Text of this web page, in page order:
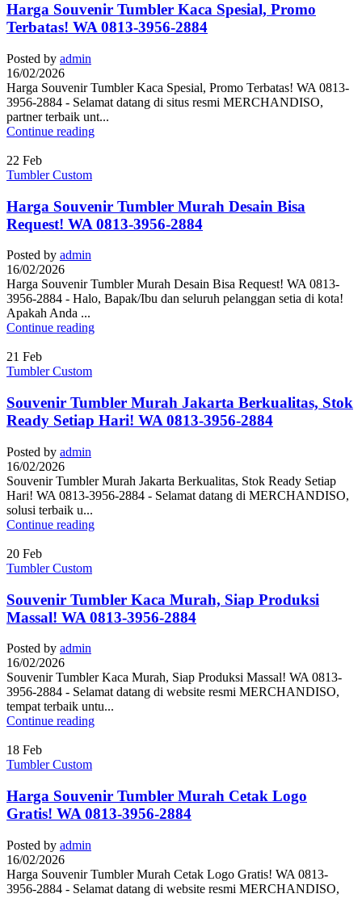
Harga Souvenir Tumbler Kaca Spesial, Promo
Terbatas! WA 0813-3956-2884
Posted by admin
16/02/2026
Harga Souvenir Tumbler Kaca Spesial, Promo Terbatas! WA 0813-
3956-2884 - Selamat datang di situs resmi MERCHANDISO,
partner terbaik unt...
Continue reading
22 Feb
Tumbler Custom
Harga Souvenir Tumbler Murah Desain Bisa
Request! WA 0813-3956-2884
Posted by admin
16/02/2026
Harga Souvenir Tumbler Murah Desain Bisa Request! WA 0813-
3956-2884 - Halo, Bapak/Ibu dan seluruh pelanggan setia di kota!
Apakah Anda ...
Continue reading
21 Feb
Tumbler Custom
Souvenir Tumbler Murah Jakarta Berkualitas, Stok
Ready Setiap Hari! WA 0813-3956-2884
Posted by admin
16/02/2026
Souvenir Tumbler Murah Jakarta Berkualitas, Stok Ready Setiap
Hari! WA 0813-3956-2884 - Selamat datang di MERCHANDISO,
solusi terbaik u...
Continue reading
20 Feb
Tumbler Custom
Souvenir Tumbler Kaca Murah, Siap Produksi
Massal! WA 0813-3956-2884
Posted by admin
16/02/2026
Souvenir Tumbler Kaca Murah, Siap Produksi Massal! WA 0813-
3956-2884 - Selamat datang di website resmi MERCHANDISO,
tempat terbaik untu...
Continue reading
18 Feb
Tumbler Custom
Harga Souvenir Tumbler Murah Cetak Logo
Gratis! WA 0813-3956-2884
Posted by admin
16/02/2026
Harga Souvenir Tumbler Murah Cetak Logo Gratis! WA 0813-
3956-2884 - Selamat datang di website resmi MERCHANDISO,